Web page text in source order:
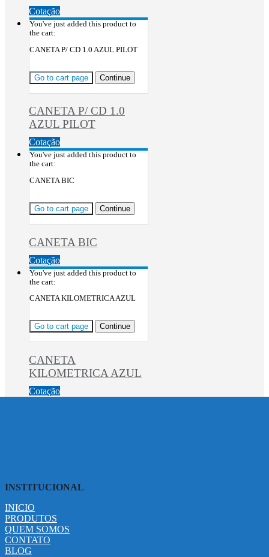
Cotação
You've just added this product to
the cart:
CANETA P/ CD 1.0 AZUL PILOT
Go to cart page Continue
CANETA P/ CD 1.0
AZUL PILOT
Cotação
You've just added this product to
the cart:
CANETA BIC
Go to cart page Continue
CANETA BIC
Cotação
You've just added this product to
the cart:
CANETA KILOMETRICA AZUL
Go to cart page Continue
CANETA
KILOMETRICA AZUL
Cotação
INSTITUCIONAL
INICIO
PRODUTOS
QUEM SOMOS
CONTATO
BLOG